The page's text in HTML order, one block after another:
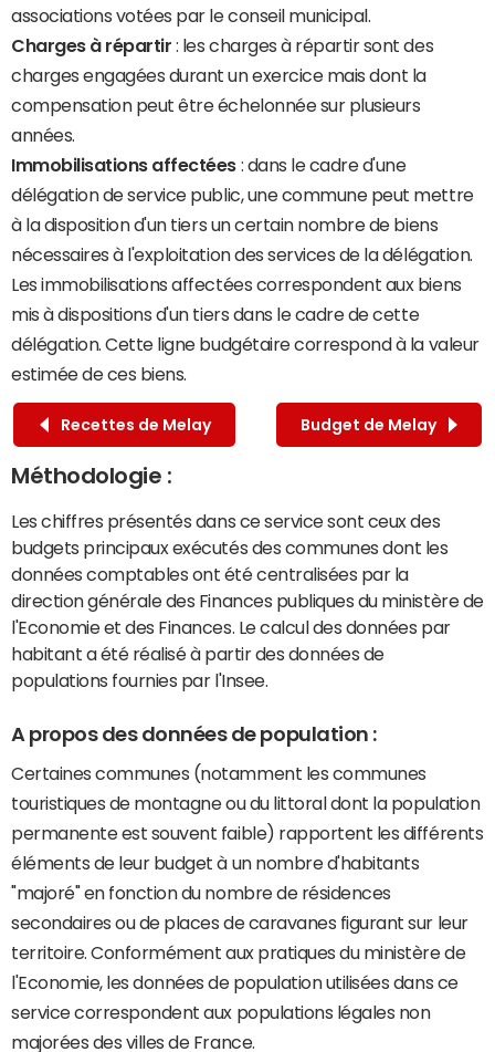
associations votées par le conseil municipal.
Charges à répartir : les charges à répartir sont des
charges engagées durant un exercice mais dont la
compensation peut être échelonnée sur plusieurs
années.
Immobilisations affectées : dans le cadre d'une
délégation de service public, une commune peut mettre
à la disposition d'un tiers un certain nombre de biens
nécessaires à l'exploitation des services de la délégation.
Les immobilisations affectées correspondent aux biens
mis à dispositions d'un tiers dans le cadre de cette
délégation. Cette ligne budgétaire correspond à la valeur
estimée de ces biens.
Recettes de Melay Budget de Melay
Méthodologie :
Les chiffres présentés dans ce service sont ceux des
budgets principaux exécutés des communes dont les
données comptables ont été centralisées par la
direction générale des Finances publiques du ministère de
l'Economie et des Finances. Le calcul des données par
habitant a été réalisé à partir des données de
populations fournies par l'Insee.
A propos des données de population :
Certaines communes (notamment les communes
touristiques de montagne ou du littoral dont la population
permanente est souvent faible) rapportent les différents
éléments de leur budget à un nombre d'habitants
"majoré" en fonction du nombre de résidences
secondaires ou de places de caravanes figurant sur leur
territoire. Conformément aux pratiques du ministère de
l'Economie, les données de population utilisées dans ce
service correspondent aux populations légales non
majorées des villes de France.